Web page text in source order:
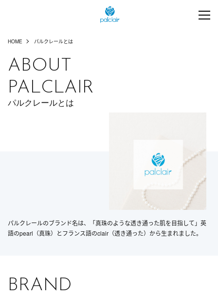
HOME パルクレールとは
ABOUT
PALCLAIR
パルクレールとは
パルクレールのブランド名は、「真珠のような透き通った肌を目指して」英
語のpearl（真珠）とフランス語のclair（透き通った）から生まれました。
BRAND